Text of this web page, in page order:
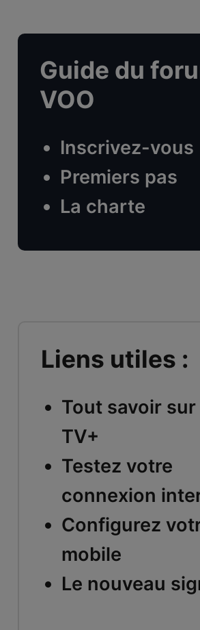
Guide du
VOO
Inscrivez-vous
Premiers pas
La charte
Liens utiles :
Tout savoir sur
TV+
Testez votre
connexion
Configurez
mobile
Le nouveau